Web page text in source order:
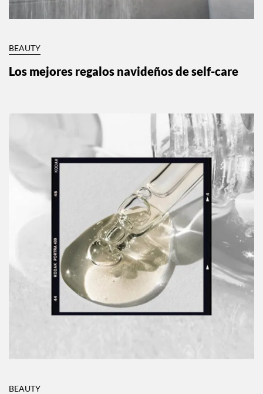
BEAUTY
Los mejores regalos navideños de self-care
BEAUTY